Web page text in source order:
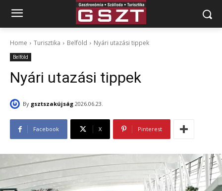
Home Turisztika Belföld Nyári utazási tippek
Belföld
Nyári utazási tippek
By gsztszakújság 2026.06.23.
Facebook X Pinterest